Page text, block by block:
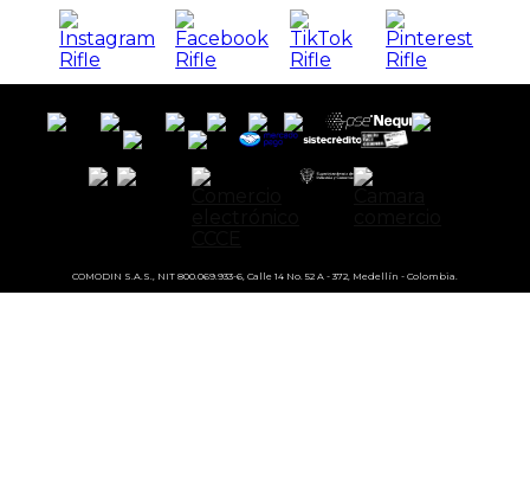
COMODIN S.A.S., NIT 800.069.933-6, Calle 14 No. 52 A - 372, Medellín - Colombia.